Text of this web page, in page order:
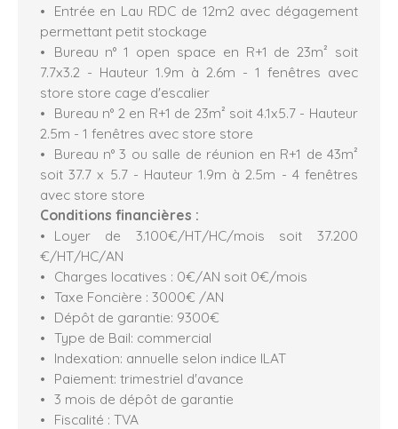
Entrée en Lau RDC de 12m2 avec dégagement
permettant petit stockage
Bureau n° 1 open space en R+1 de 23m² soit
7.7x3.2 - Hauteur 1.9m à 2.6m - 1 fenêtres avec
store store cage d'escalier
Bureau n° 2 en R+1 de 23m² soit 4.1x5.7 - Hauteur
2.5m - 1 fenêtres avec store store
Bureau n° 3 ou salle de réunion en R+1 de 43m²
soit 37.7 x 5.7 - Hauteur 1.9m à 2.5m - 4 fenêtres
avec store store
Conditions financières :
Loyer de 3.100€/HT/HC/mois soit 37.200
€/HT/HC/AN
Charges locatives : 0€/AN soit 0€/mois
Taxe Foncière : 3000€ /AN
Dépôt de garantie: 9300€
Type de Bail: commercial
Indexation: annuelle selon indice ILAT
Paiement: trimestriel d'avance
3 mois de dépôt de garantie
Fiscalité : TVA